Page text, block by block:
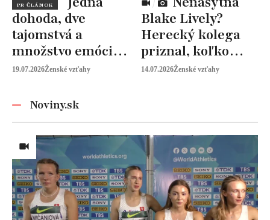
PR ČLÁNOK
dohoda, dve
tajomstvá a
množstvo emócií.
Mia Sheridan a
19.07.2026Ženské vzťahy
Blake Lively?
Herecký kolega
priznal, koľko
peňazí od neho
14.07.2026Ženské vzťahy
Noviny.sk